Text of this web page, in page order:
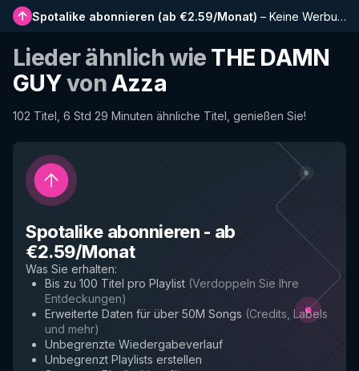
Spotalike abonnieren (ab €2.59/Monat) – Keine Werbung, längere Playlists, vollständiger Verlauf und Frühzugriff auf neue Funktionen
Lieder ähnlich wie THE DAMN
GUYvonAzza
102 Titel, 6 Std 29 Minuten ähnliche Titel, genießen Sie!
Spotalike abonnieren - ab
€2.59/Monat
Was Sie erhalten:
Bis zu 100 Titel pro Playlist (Verdoppeln Sie Ihre
Entdeckungen)
Erweiterte Daten für über 50M Songs (Credits, Labels
und mehr)
Unbegrenzte Wiedergabeverlauf
Unbegrenzt Playlists erstellen